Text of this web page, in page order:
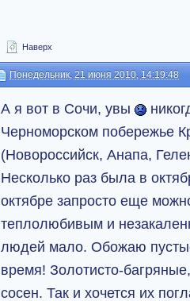
Наверх
Понедельник, 21 июня 2010, 14:19:48
А я вот в Сочи, увы
Черноморском побережье
(Новороссийск, Анапа,
Несколько раз была в
октябре запросто еще
теплолюбивым и
людей мало. Обожаю
время! Золотисто-
сосен. Так и хочется их